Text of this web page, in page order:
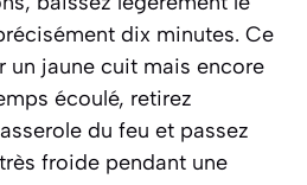
dix minutes. Ce
un jaune cuit mais encore
écoulé, retirez
du feu et passez
froide pendant une